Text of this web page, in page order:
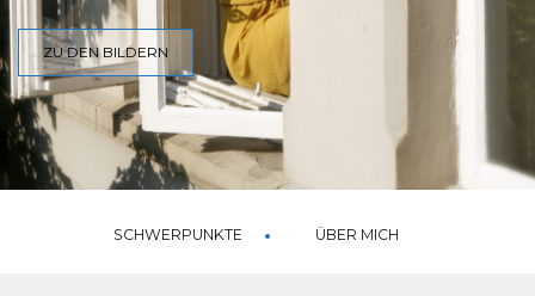
03 Unternehmen
SCHWERPUNKTE ÜBER MICH
ZU DEN BILDERN